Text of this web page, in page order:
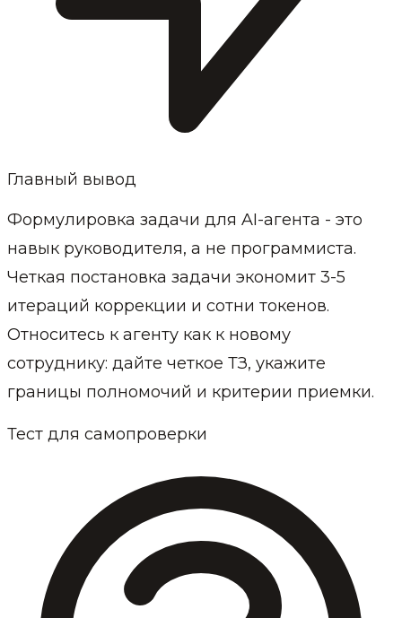
Главный вывод
Формулировка задачи для AI-агента - это
навык руководителя, а не программиста.
Четкая постановка задачи экономит 3-5
итераций коррекции и сотни токенов.
Относитесь к агенту как к новому
сотруднику: дайте четкое ТЗ, укажите
границы полномочий и критерии приемки.
Тест для самопроверки